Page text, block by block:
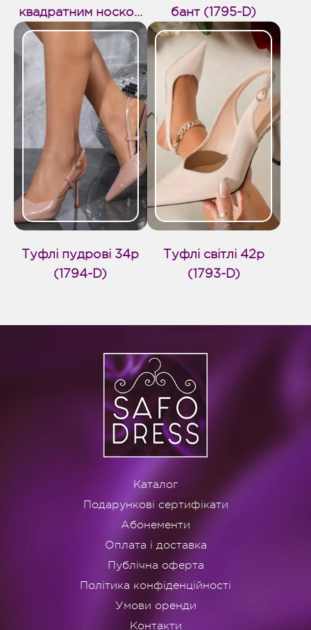
квадратним носком
(1796-D)
бант (1795-D)
Туфлі пудрові 34р
(1794-D)
Туфлі світлі 42р
(1793-D)
Каталог
Подарункові сертифікати
Абонементи
Оплата і доставка
Публічна оферта
Політика конфіденційності
Умови оренди
Контакти